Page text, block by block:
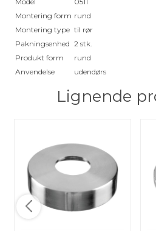
Montering form rund
Montering type til rør
Pakningsenhed 2 stk.
Produkt form
rund
Anvendelse
udendørs
Lignende